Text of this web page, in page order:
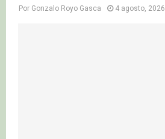
Por Gonzalo Royo Gasca 4 agosto, 2026